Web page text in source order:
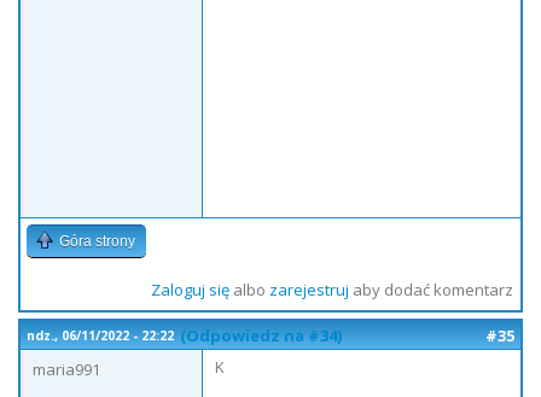
Góra strony
Zaloguj sięalbo zarejestruj aby dodać komentarz
ndz., 06/11/2022 - 22:22 (Odpowiedz na #34)
#35
maria991
K